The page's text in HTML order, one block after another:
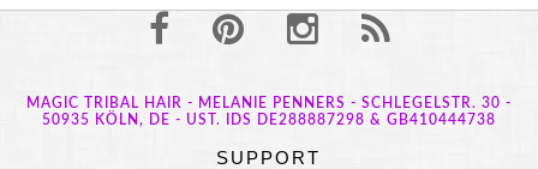
MAGIC TRIBAL HAIR - MELANIE PENNERS - SCHLEGELSTR. 30 -
50935 KÖLN, DE - UST. IDS DE288887298 & GB410444738
SUPPORT